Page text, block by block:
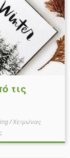
τις
/Χειμώνας